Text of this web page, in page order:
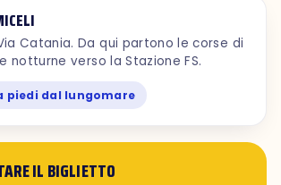
Catania. Da qui partono le corse di
notturne verso la Stazione FS.
piedi dal lungomare
IL BIGLIETTO